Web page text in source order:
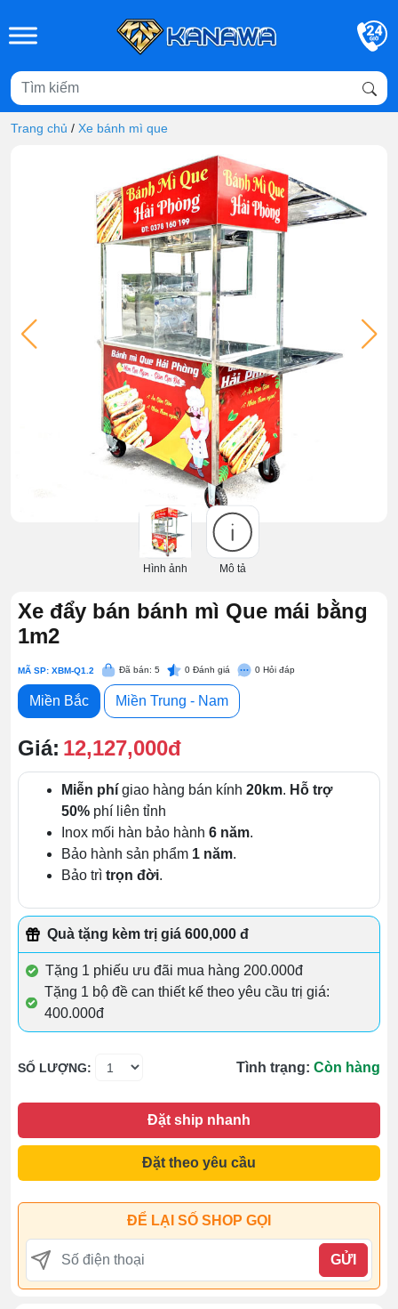
Trang chủ / Xe bánh mì que
Hình ảnh Mô tả
Xe đẩy bán bánh mì Que mái bằng
1m2
MÃ SP: XBM-Q1.2 Đã bán: 5 0 Đánh giá 0 Hỏi đáp
Miền Bắc Miền Trung - Nam
Giá: 12,127,000đ
Miễn phí giao hàng bán kính 20km. Hỗ trợ
50% phí liên tỉnh
Inox mối hàn bảo hành 6 năm.
Bảo hành sản phẩm 1 năm.
Bảo trì trọn đời.
Quà tặng kèm trị giá 600,000 đ
Tặng 1 phiếu ưu đãi mua hàng 200.000đ
Tặng 1 bộ đề can thiết kế theo yêu cầu trị giá:
400.000đ
SỐ LƯỢNG: Tình trạng: Còn hàng
Đặt ship nhanh
Đặt theo yêu cầu
ĐỂ LẠI SỐ SHOP GỌI
GỬI